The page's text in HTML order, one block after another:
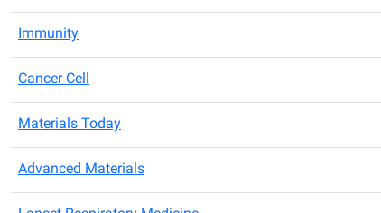
Immunity
Cancer Cell
Materials Today
Advanced Materials